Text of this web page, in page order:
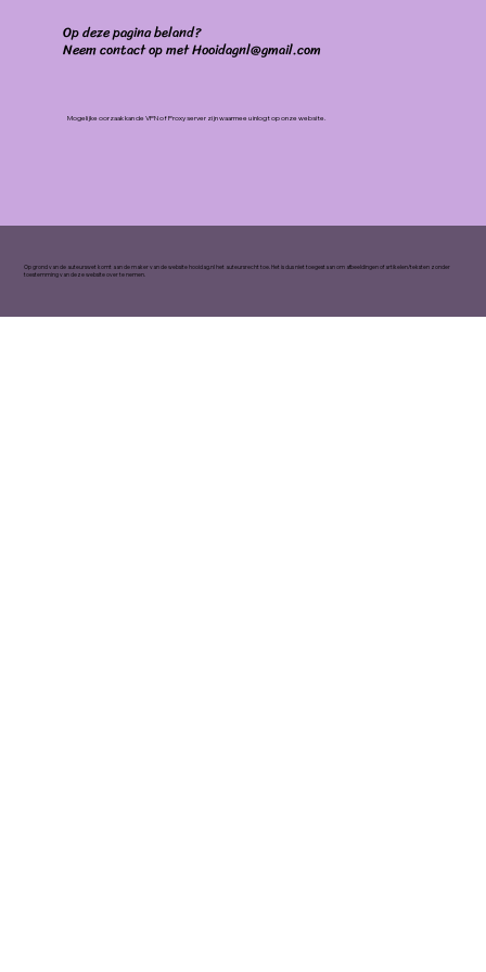
Op deze pagina beland?
Neem contact op met Hooidagnl@gmail.com
Mogelijke oorzaak kan de VPN of Proxy server zijn waarmee u inlogt op onze website.
Op grond van de auteurswet komt aan de maker van de website hooidag.nl het auteursrecht toe. Het is dus niet toegestaan om afbeeldingen of artikelen/teksten zonder
toestemming van deze website over te nemen.